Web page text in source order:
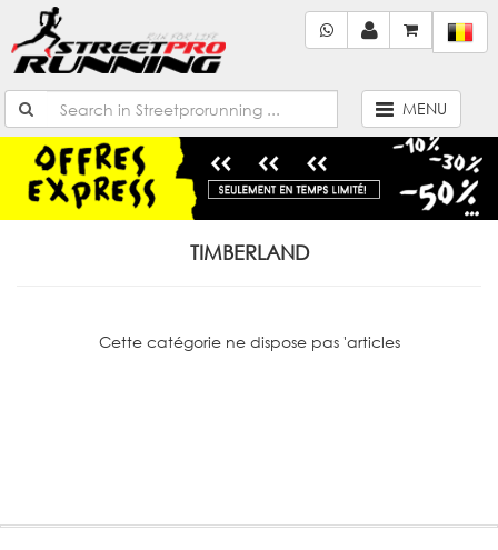
MENU
TIMBERLAND
Cette catégorie ne dispose pas 'articles